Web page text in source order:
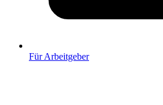
Für Arbeitgeber